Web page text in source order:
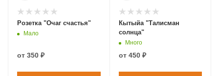
Розетка "Очаг счастья"
Мало
от 350 ₽
Кытыйа "Талисман
солнца"
Много
от 450 ₽